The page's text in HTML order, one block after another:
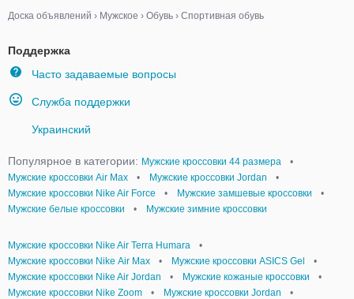
Доска объявлений › Мужское › Обувь › Спортивная обувь
Поддержка
Часто задаваемые вопросы
Служба поддержки
Украинский
Популярное в категории: Мужские кроссовки 44 размера
•
Мужские кроссовки Air Max
• Мужские кроссовки Jordan
•
Мужские кроссовки Nike Air Force
• Мужские замшевые кроссовки
•
Мужские белые кроссовки
• Мужские зимние кроссовки
Мужские кроссовки Nike Air Terra Humara
•
Мужские кроссовки Nike Аir Мax
• Мужские кроссовки ASICS Gel
•
Мужские кроссовки Nike Air Jordan
• Мужские кожаные кроссовки
•
Мужские кроссовки Nike Zoom
• Мужские кроссовки Jordan
•